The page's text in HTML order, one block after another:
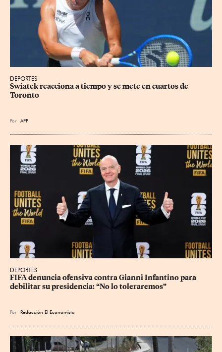
DEPORTES
Swiatek reacciona a tiempo y se mete en cuartos de
Toronto
Por AFP
DEPORTES
FIFA denuncia ofensiva contra Gianni Infantino para
debilitar su presidencia: “No lo toleraremos”
Por Redacción El Economista